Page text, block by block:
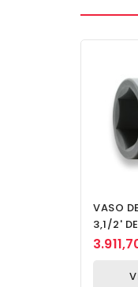
VASO
3,1/2'